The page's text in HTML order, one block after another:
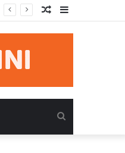
Sidebar
Random
Article